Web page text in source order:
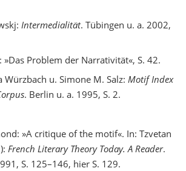
Intermedialität. Tübingen u. a. 2002,
»Das Problem der Narrativität«, S. 42.
Würzbach u. Simone M. Salz: Motif Index
. Berlin u. a. 1995, S. 2.
»A critique of the motif«. In: Tzvetan
French Literary Theory Today. A Reader.
S. 125–146, hier S. 129.